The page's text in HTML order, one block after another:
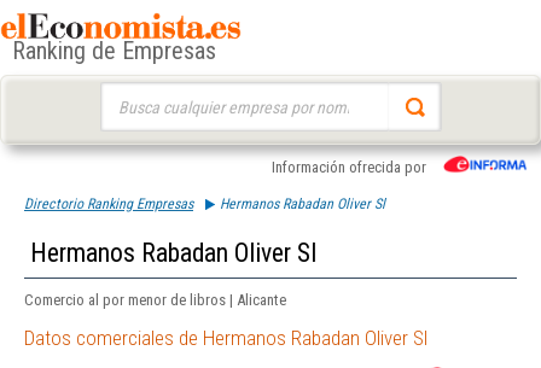
Ranking de Empresas
Información ofrecida por
Directorio Ranking Empresas Hermanos Rabadan Oliver Sl
Hermanos Rabadan Oliver Sl
Comercio al por menor de libros | Alicante
Datos comerciales de Hermanos Rabadan Oliver Sl